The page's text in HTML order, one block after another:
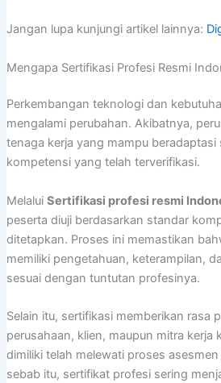
Jangan lupa kunjungi artikel lainnya:
Mengapa Sertifikasi Profesi Resmi
Perkembangan teknologi dan
mengalami perubahan. Akibatnya,
tenaga kerja yang mampu beradaptasi
kompetensi yang telah terverifikasi.
Melalui Sertifikasi profesi resmi
peserta diuji berdasarkan standar
ditetapkan. Proses ini memastikan
memiliki pengetahuan, keterampilan,
sesuai dengan tuntutan profesinya.
Selain itu, sertifikasi memberikan rasa
perusahaan, klien, maupun mitra kerja
dimiliki telah melewati proses
sebab itu, sertifikat profesi sering